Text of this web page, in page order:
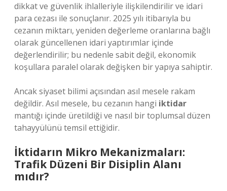
dikkat ve güvenlik ihlalleriyle ilişkilendirilir ve idari
para cezası ile sonuçlanır. 2025 yılı itibarıyla bu
cezanın miktarı, yeniden değerleme oranlarına bağlı
olarak güncellenen idari yaptırımlar içinde
değerlendirilir; bu nedenle sabit değil, ekonomik
koşullara paralel olarak değişken bir yapıya sahiptir.
Ancak siyaset bilimi açısından asıl mesele rakam
değildir. Asıl mesele, bu cezanın hangi iktidar
mantığı içinde üretildiği ve nasıl bir toplumsal düzen
tahayyülünü temsil ettiğidir.
İktidarın Mikro Mekanizmaları:
Trafik Düzeni Bir Disiplin Alanı
mıdır?